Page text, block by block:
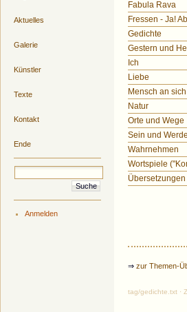
Aktuelles
Galerie
Künstler
Texte
Kontakt
Ende
Anmelden
Fabula Rava
Fressen - Ja!
Gedichte
Gestern und
Ich
Liebe
Mensch an sich
Natur
Orte und Wege
Sein und
Wahrnehmen
Wortspiele
Übersetzungen
⇒ zur Themen-
tag/gedichte.txt ·